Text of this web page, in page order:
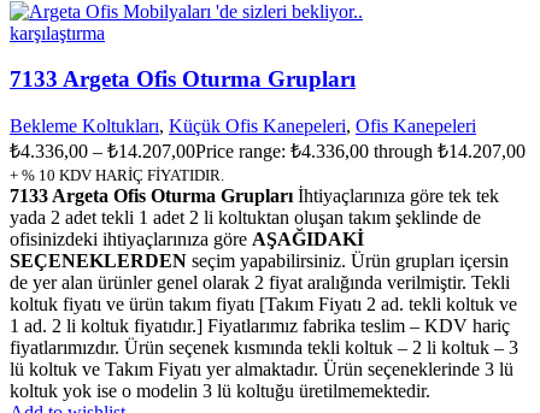
karşılaştırma
7133 Argeta Ofis Oturma Grupları
Bekleme Koltukları, Küçük Ofis Kanepeleri, Ofis Kanepeleri
₺4.336,00 – ₺14.207,00Price range: ₺4.336,00 through ₺14.207,00
+ % 10 KDV HARİÇ FİYATIDIR.
7133 Argeta Ofis Oturma Grupları İhtiyaçlarınıza göre tek tek
yada 2 adet tekli 1 adet 2 li koltuktan oluşan takım şeklinde de
ofisinizdeki ihtiyaçlarınıza göre AŞAĞIDAKİ
SEÇENEKLERDEN seçim yapabilirsiniz. Ürün grupları içersin
de yer alan ürünler genel olarak 2 fiyat aralığında verilmiştir. Tekli
koltuk fiyatı ve ürün takım fiyatı [Takım Fiyatı 2 ad. tekli koltuk ve
1 ad. 2 li koltuk fiyatıdır.] Fiyatlarımız fabrika teslim – KDV hariç
fiyatlarımızdır. Ürün seçenek kısmında tekli koltuk – 2 li koltuk – 3
lü koltuk ve Takım Fiyatı yer almaktadır. Ürün seçeneklerinde 3 lü
koltuk yok ise o modelin 3 lü koltuğu üretilmemektedir.